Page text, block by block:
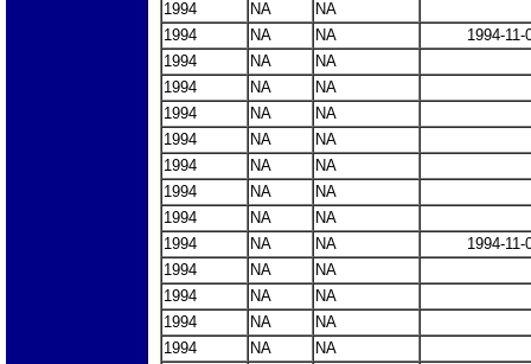
1994 NA
NA
1994
NA NA
1994-
1994
NA
NA
1994
NA
NA
1994
NA
NA
1994
NA
NA
1994
NA
NA
1994
NA
NA
1994
NA
NA
1994
NA NA
1994-
1994
NA
NA
1994
NA
NA
1994
NA
NA
1994
NA
NA